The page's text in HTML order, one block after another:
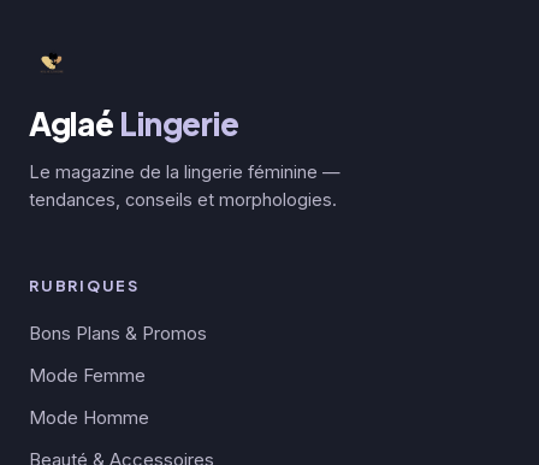
Aglaé Lingerie
Le magazine de la lingerie féminine —
tendances, conseils et morphologies.
RUBRIQUES
Bons Plans & Promos
Mode Femme
Mode Homme
Beauté & Accessoires